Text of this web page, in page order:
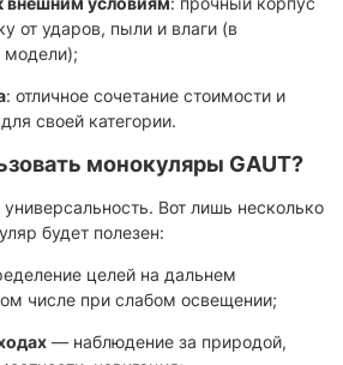
от ударов, пыли и влаги (в
модели);
: отличное сочетание стоимости и
своей категории.
монокуляры GAUT?
Вот лишь несколько
будет полезен:
целей на дальнем
числе при слабом освещении;
— наблюдение за природой,